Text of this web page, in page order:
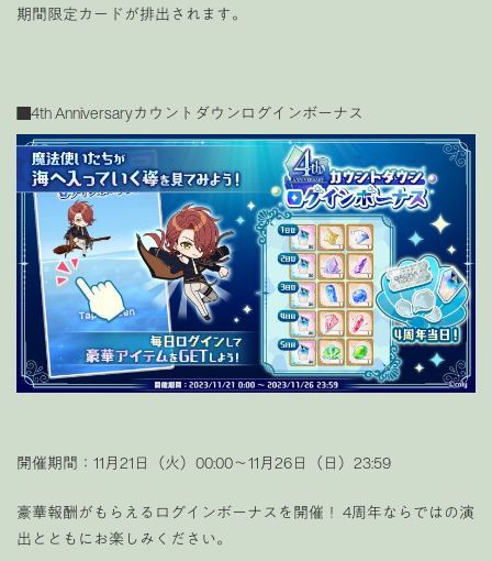
期間限定カードが排出されます。
■4th Anniversaryカウントダウンログインボーナス
開催期間：11月21日（火）00:00〜11月26日（日）23:59
豪華報酬がもらえるログインボーナスを開催！ 4周年ならではの演
出とともにお楽しみください。